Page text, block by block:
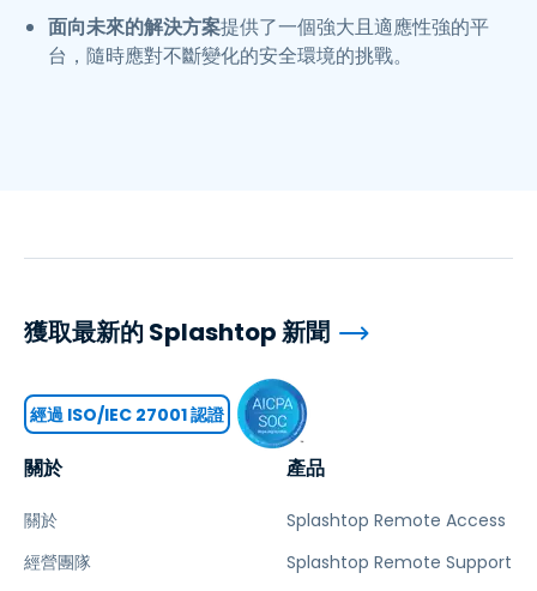
面向未來的解決方案提供了一個強大且適應性強的平
台，隨時應對不斷變化的安全環境的挑戰。
關於
關於
經營團隊
產品
Splashtop Remote Access
Splashtop Remote Support
獲取最新的 Splashtop 新聞
經過 ISO/IEC 27001 認證